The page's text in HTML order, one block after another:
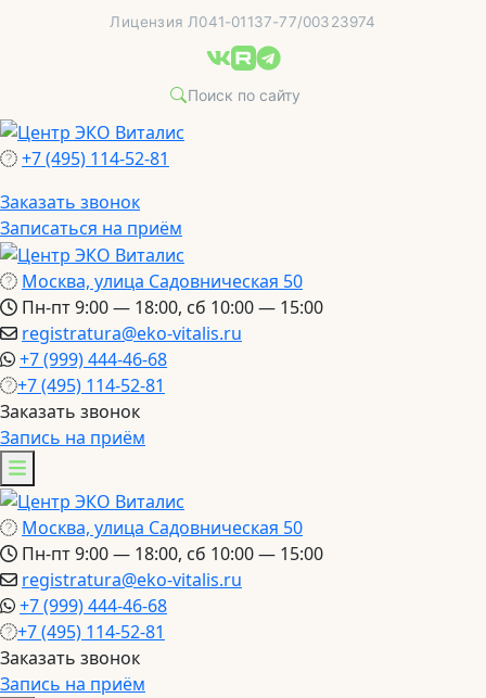
Лицензия Л041-01137-77/00323974
+7 (495) 114-52-81
Заказать звонок
Записаться на приём
Москва, улица Садовническая 50
Пн-пт 9:00 — 18:00, сб 10:00 — 15:00
registratura@eko-vitalis.ru
+7 (999) 444-46-68
+7 (495) 114-52-81
Заказать звонок
Запись на приём
Москва, улица Садовническая 50
Пн-пт 9:00 — 18:00, сб 10:00 — 15:00
registratura@eko-vitalis.ru
+7 (999) 444-46-68
+7 (495) 114-52-81
Заказать звонок
Запись на приём